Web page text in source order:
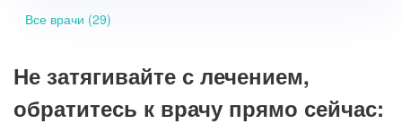
Все врачи (29)
Не затягивайте с лечением,
обратитесь к врачу прямо сейчас: